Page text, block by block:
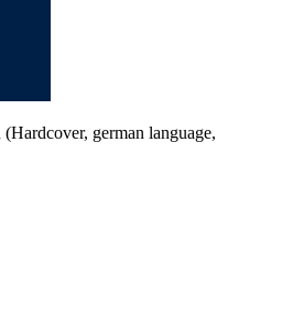
german language,